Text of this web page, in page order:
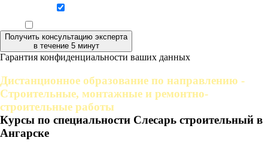
Получить консультацию эксперта
в течение 5 минут
Гарантия конфиденциальности ваших данных
Дистанционное образование по направлению -
Строительные, монтажные и ремонтно-
строительные работы
Курсы по специальности Слесарь строительный в
Ангарске